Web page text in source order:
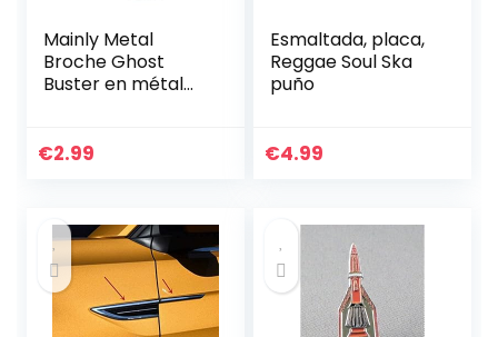
Mainly Metal
Broche Ghost
Buster en métal
€2.99
Esmaltada, placa,
Reggae Soul Ska
puño
€4.99